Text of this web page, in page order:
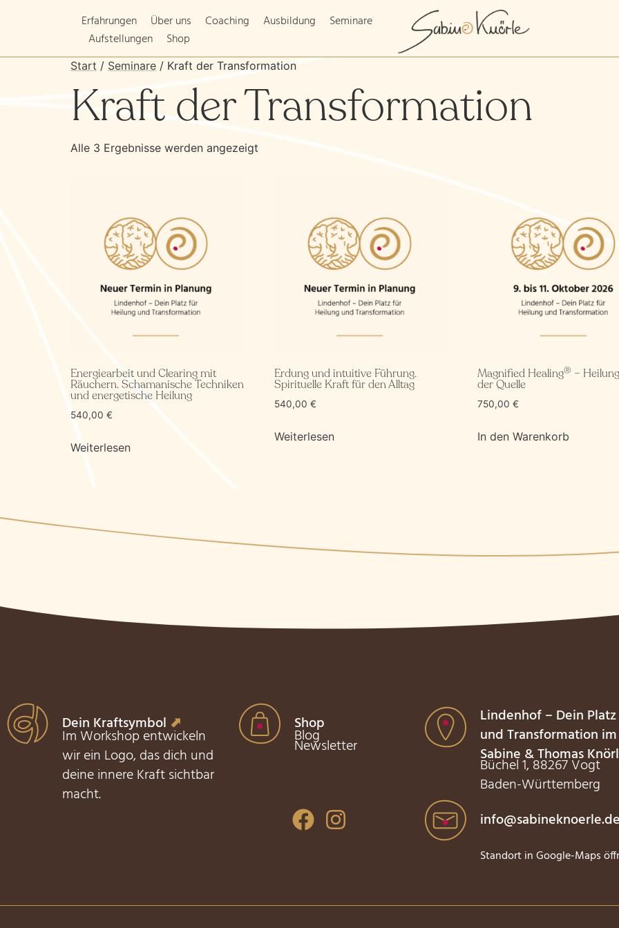
Erfahrungen Über uns Coaching Ausbildung
Seminare
Aufstellungen
Shop
Start / Seminare / Kraft der Transformation
Kraft der Transformation
Alle 3 Ergebnisse werden angezeigt
Energiearbeit und Clearing mit
Räuchern. Schamanische Techniken
und energetische Heilung
540,00 €
Weiterlesen
Erdung und intuitive Führung.
Spirituelle Kraft für den Alltag
540,00 €
Weiterlesen
Magnified Healing® –
der Quelle
750,00€
In den Warenkorb
Dein Kraftsymbol ⬈
Im Workshop entwickeln
wir ein Logo, das dich und
deine innere Kraft sichtbar
macht.
Shop
Blog
Newsletter
Lindenhof – Dein
und Transformation
Sabine & Thomas
Büchel 1, 88267 Vogt
Baden-Württemberg
Standort in Google-Maps